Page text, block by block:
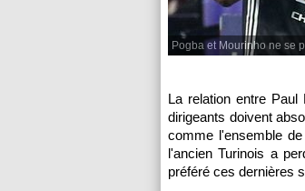
Pogba et Mourinho ne se
La relation entre
dirigeants doivent
comme l'ensemble
l'ancien Turinois a
préféré ces dernières